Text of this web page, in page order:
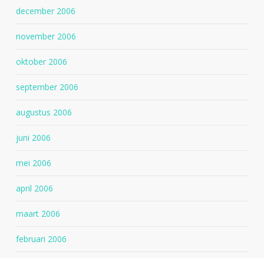
december 2006
november 2006
oktober 2006
september 2006
augustus 2006
juni 2006
mei 2006
april 2006
maart 2006
februari 2006